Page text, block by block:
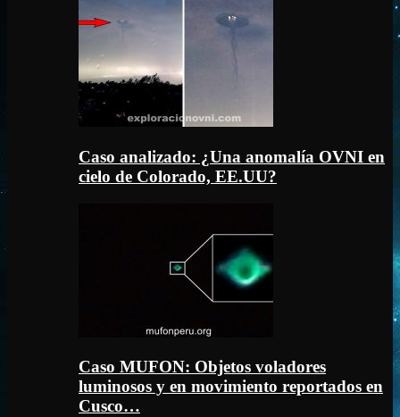
Caso analizado: ¿Una anomalía OVNI en
cielo de Colorado, EE.UU?
Caso MUFON: Objetos voladores
luminosos y en movimiento reportados en
Cusco…